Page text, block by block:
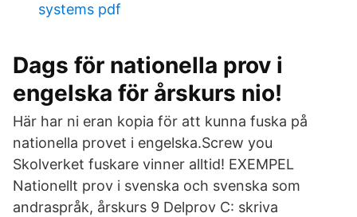
systems pdf
Dags för nationella prov i
engelska för årskurs nio!
Här har ni eran kopia för att kunna fuska på
nationella provet i engelska.Screw you
Skolverket fuskare vinner alltid! EXEMPEL
Nationellt prov i svenska och svenska som
andraspråk, årskurs 9 Delprov C: skriva